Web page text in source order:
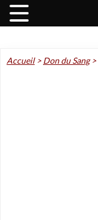
Accueil>Don du Sang>